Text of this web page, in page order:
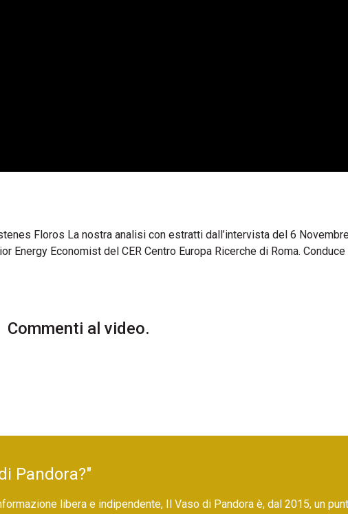
Floros La nostra analisi con estratti dall’intervista del 6
Energy Economist del CER Centro Europa Ricerche di Roma. Conduce
Commenti al video.
Pandora?"
libera e indipendente, Il Vaso di Pandora è, dal 2015, un